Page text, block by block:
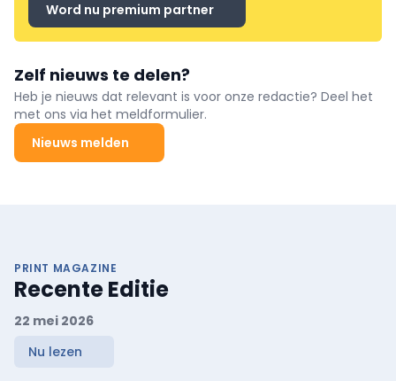
Word nu premium partner
Zelf nieuws te delen?
Heb je nieuws dat relevant is voor onze redactie? Deel het
met ons via het meldformulier.
Nieuws melden
PRINT MAGAZINE
Recente Editie
22 mei 2026
Nu lezen